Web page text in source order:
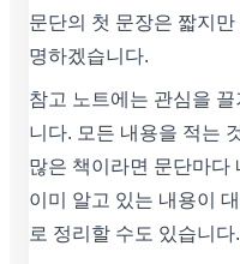
문단의 첫 문장은 짧지
명하겠습니다.
참고 노트에는 관심을
니다. 모든 내용을 적는
많은 책이라면 문단마다
이미 알고 있는 내용이
로 정리할 수도 있습니다.